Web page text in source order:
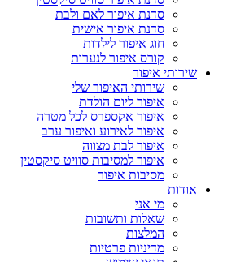
סדנת איפור לאם ולבת
סדנת איפור אישית
חוג איפור לילדות
קורס איפור לנערות
שירותי איפור
שירותי האיפור שלי
איפור ליום הולדת
איפור אקספרס לכל מטרה
איפור לאירוע ואיפור ערב
איפור לבת מצווה
איפור למסיבות סוויט סיקסטין
מסיבות איפור
אודות
מי אני
שאלות ותשובות
המלצות
מדיניות פרטיות